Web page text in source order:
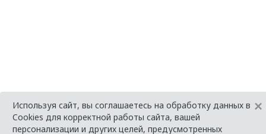
Используя сайт, вы соглашаетесь на обработку данных в
Cookies для корректной работы сайта, вашей
персонализации и других целей, предусмотренных
×